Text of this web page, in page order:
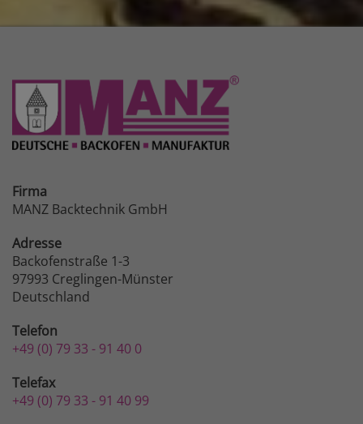
Firma
MANZ Backtechnik GmbH
Adresse
Backofenstraße 1-3
97993 Creglingen-Münster
Deutschland
Telefon
+49 (0) 79 33 - 91 40 0
Telefax
+49 (0) 79 33 - 91 40 99